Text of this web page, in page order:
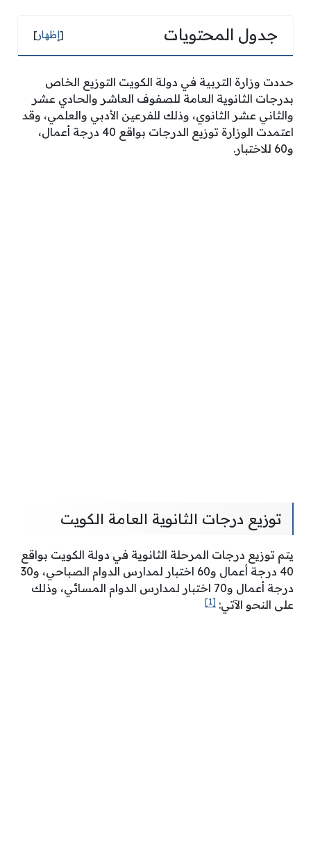
جدول المحتويات [إظهار]
حددت وزارة التربية في دولة الكويت التوزيع الخاص
بدرجات الثانوية العامة للصفوف العاشر والحادي عشر
والثاني عشر الثانوي، وذلك للفرعين الأدبي والعلمي، وقد
اعتمدت الوزارة توزيع الدرجات بواقع 40 درجة أعمال،
و60 للاختبار.
توزيع درجات الثانوية العامة الكويت
يتم توزيع درجات المرحلة الثانوية في دولة الكويت بواقع
40 درجة أعمال و60 اختبار لمدارس الدوام الصباحي، و30
درجة أعمال و70 اختبار لمدارس الدوام المسائي، وذلك
على النحو الآتي: [1]